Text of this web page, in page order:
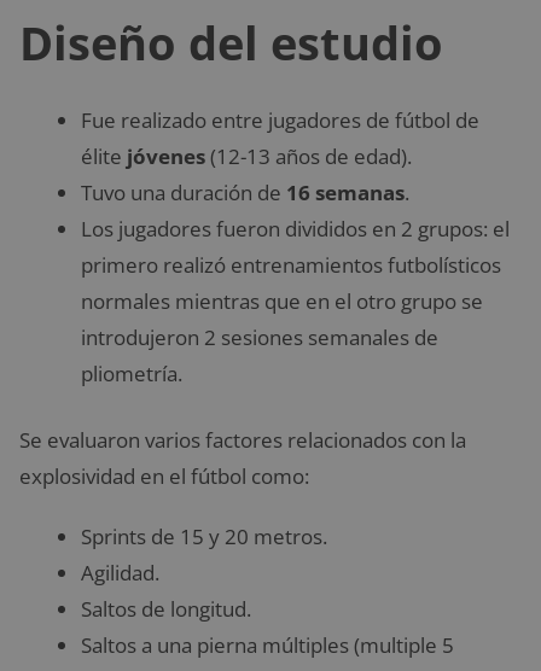
Diseño del estudio
Fue realizado entre jugadores de fútbol de
élite jóvenes(12-13 años de edad).
Tuvo una duración de 16 semanas.
Los jugadores fueron divididos en 2 grupos: el
primero realizó entrenamientos futbolísticos
normales mientras que en el otro grupo se
introdujeron 2 sesiones semanales de
pliometría.
Se evaluaron varios factores relacionados con la
explosividad en el fútbol como:
Sprints de 15 y 20 metros.
Agilidad.
Saltos de longitud.
Saltos a una pierna múltiples (multiple 5